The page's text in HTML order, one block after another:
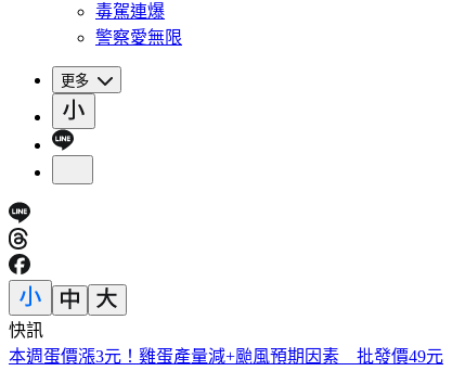
毒駕連爆
警察愛無限
更多
快訊
本週蛋價漲3元！雞蛋產量減+颱風預期因素 批發價49元